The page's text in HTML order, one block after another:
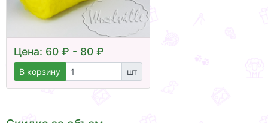
Цена: 60 ₽ - 80 ₽
В корзину шт